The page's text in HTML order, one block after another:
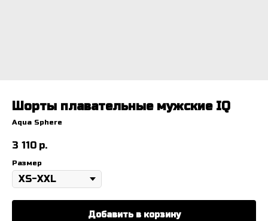
Шорты плавательные мужские IQ
Aqua Sphere
3 110 р.
Размер
Добавить в корзину